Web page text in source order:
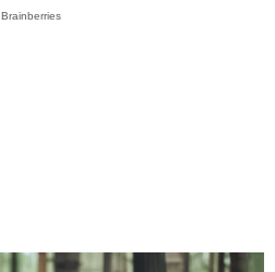
Brainberries